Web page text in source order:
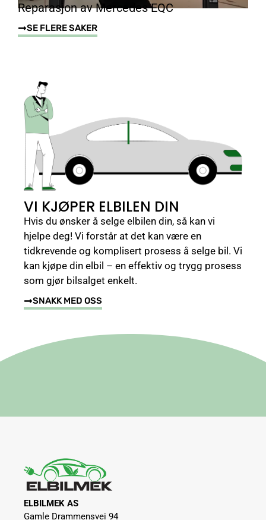
Reparasjon av Mercedes EQC
SE FLERE SAKER
VI KJØPER ELBILEN DIN
Hvis du ønsker å selge elbilen din, så kan vi
hjelpe deg! Vi forstår at det kan være en
tidkrevende og komplisert prosess å selge bil. Vi
kan kjøpe din elbil – en effektiv og trygg prosess
som gjør bilsalget enkelt.
SNAKK MED OSS
ELBILMEK AS
Gamle Drammensvei 94